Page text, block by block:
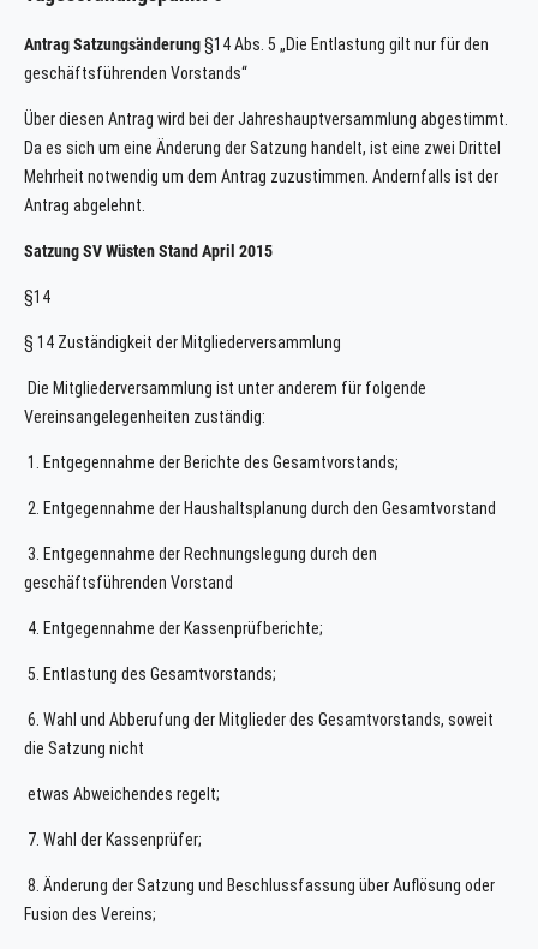
Antrag Satzungsänderung§14 Abs. 5 „Die Entlastung gilt nur für den
geschäftsführenden Vorstands“
Über diesen Antrag wird bei der Jahreshauptversammlung abgestimmt.
Da es sich um eine Änderung der Satzung handelt, ist eine zwei Drittel
Mehrheit notwendig um dem Antrag zuzustimmen. Andernfalls ist der
Antrag abgelehnt.
Satzung SV Wüsten Stand April 2015
§14
§ 14 Zuständigkeit der Mitgliederversammlung
Die Mitgliederversammlung ist unter anderem für folgende
Vereinsangelegenheiten zuständig:
1. Entgegennahme der Berichte des Gesamtvorstands;
2. Entgegennahme der Haushaltsplanung durch den Gesamtvorstand
3. Entgegennahme der Rechnungslegung durch den
geschäftsführenden Vorstand
4. Entgegennahme der Kassenprüfberichte;
5. Entlastung des Gesamtvorstands;
6. Wahl und Abberufung der Mitglieder des Gesamtvorstands, soweit
die Satzung nicht
etwas Abweichendes regelt;
7. Wahl der Kassenprüfer;
8. Änderung der Satzung und Beschlussfassung über Auflösung oder
Fusion des Vereins;